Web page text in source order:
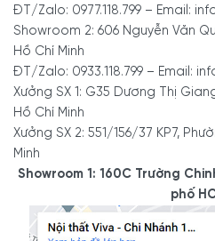
ĐT/Zalo: 0977.118.799 – Email:
Showroom 2: 606 Nguyễn Văn
Hồ Chí Minh
ĐT/Zalo: 0933.118.799 – Email:
Xưởng SX 1: G35 Dương Thị
Hồ Chí Minh
Xưởng SX 2: 551/156/37 KP7,
Minh
Showroom 1: 160C Trường
phố